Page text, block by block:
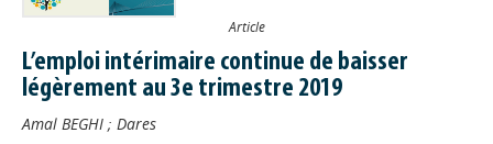
Article
L’emploi intérimaire continue de baisser
légèrement au 3e trimestre 2019
Amal BEGHI ; Dares